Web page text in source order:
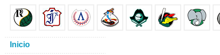
Inicio